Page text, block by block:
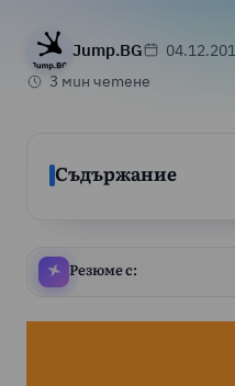
Jump.BG
3 мин четене
Съдържание
Резюме с: